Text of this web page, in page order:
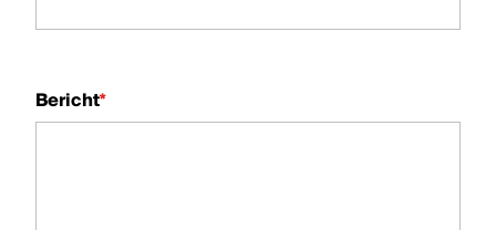
Bericht*